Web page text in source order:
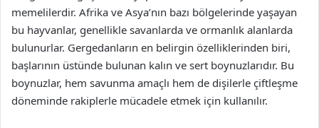
memelilerdir. Afrika ve Asya’nın bazı bölgelerinde yaşayan
bu hayvanlar, genellikle savanlarda ve ormanlık alanlarda
bulunurlar. Gergedanların en belirgin özelliklerinden biri,
başlarının üstünde bulunan kalın ve sert boynuzlarıdır. Bu
boynuzlar, hem savunma amaçlı hem de dişilerle çiftleşme
döneminde rakiplerle mücadele etmek için kullanılır.